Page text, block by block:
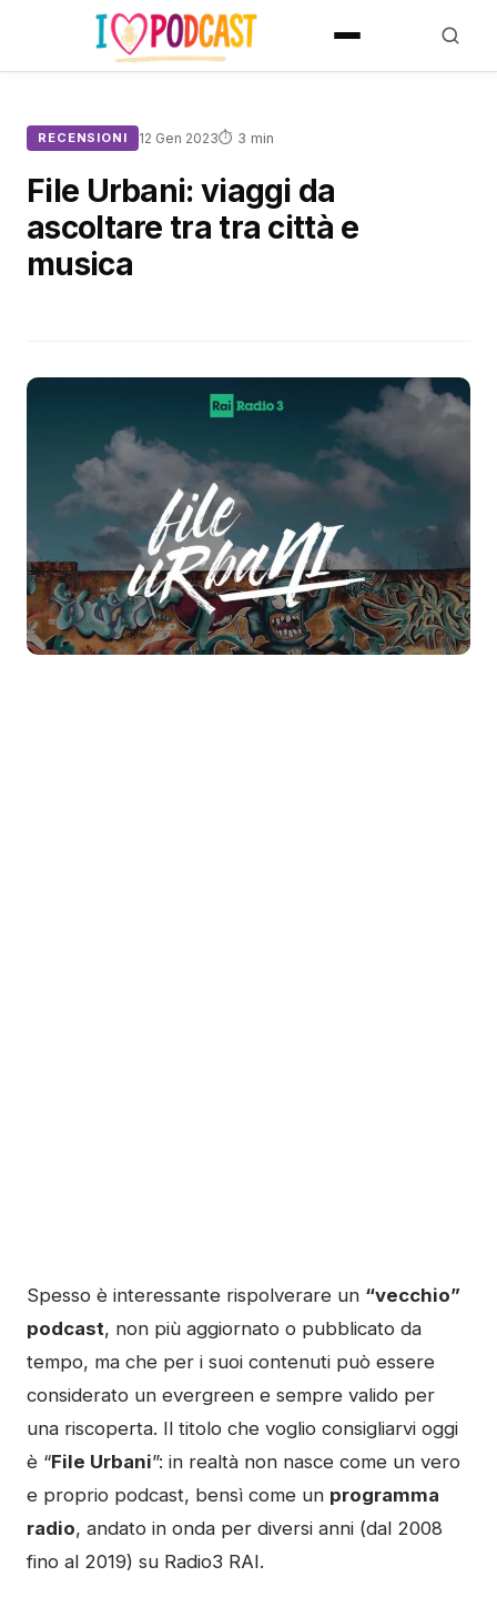
RECENSIONI 12 Gen 2023⏱ 3 min
File Urbani: viaggi da
ascoltare tra tra città e
musica
Spesso è interessante rispolverare un “vecchio”
podcast, non più aggiornato o pubblicato da
tempo, ma che per i suoi contenuti può essere
considerato un evergreen e sempre valido per
una riscoperta. Il titolo che voglio consigliarvi oggi
è “File Urbani”: in realtà non nasce come un vero
e proprio podcast, bensì come un programma
radio, andato in onda per diversi anni (dal 2008
fino al 2019) su Radio3 RAI.